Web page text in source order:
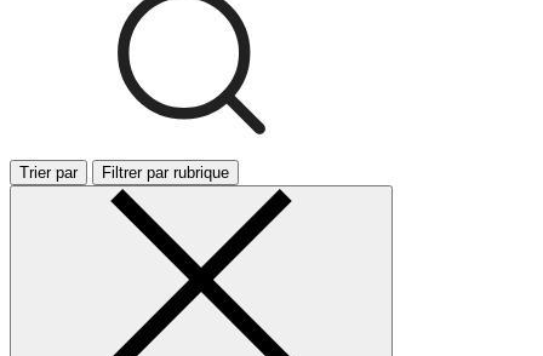
Trier par Filtrer par rubrique